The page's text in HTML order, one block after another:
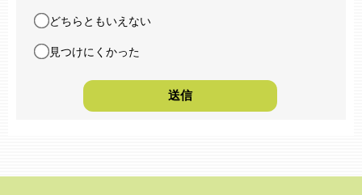
どちらともいえない
見つけにくかった